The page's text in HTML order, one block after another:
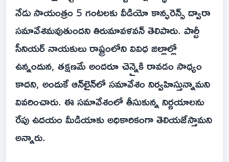
నేడు సాయంత్రం 5 గంటలకు వీడియో కాన్ఫరెన్స్ ద్వారా
సమావేశమవుతుందని తిరుమావళవన్ తెలిపారు. పార్టీ
సీనియర్ నాయకులు రాష్ట్రంలోని వివిధ జిల్లాల్లో
ఉన్నందున, తక్షణమే అందరూ చెన్నైకి రావడం సాధ్యం
కాదని, అందుకే ఆన్‌లైన్‌లో సమావేశం నిర్వహిస్తున్నామని
వివరించారు. ఈ సమావేశంలో తీసుకున్న నిర్ణయాలను
రేపు ఉదయం మీడియాకు అధికారికంగా తెలియజేస్తామని
అన్నారు.